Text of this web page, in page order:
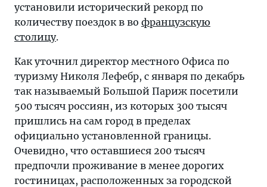
установили исторический рекорд по
количеству поездок в во французскую
столицу.
Как уточнил директор местного Офиса по
туризму Николя Лефебр, с января по декабрь
так называемый Большой Париж посетили
500 тысяч россиян, из которых 300 тысяч
пришлись на сам город в пределах
официально установленной границы.
Очевидно, что оставшиеся 200 тысяч
предпочли проживание в менее дорогих
гостиницах, расположенных за городской